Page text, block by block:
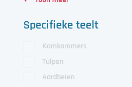
Specifieke teelt
Komkommers
Tulpen
Aardbeien